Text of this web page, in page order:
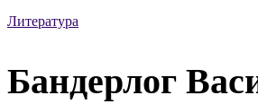
Литература
Бандерлог